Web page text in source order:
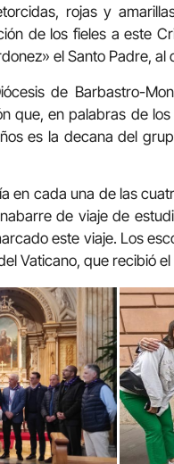
rojas y
de los fieles a este
el Santo Padre,
de Barbastro-
que, en palabras de
es la decana del
en cada una de las
de viaje de
este viaje. Los
Vaticano, que recibió